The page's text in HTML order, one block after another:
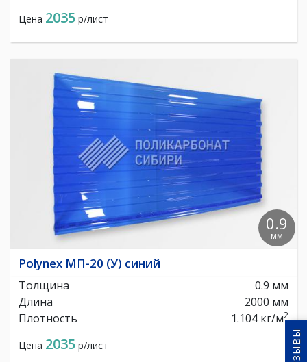
Цена 2035 р/лист
0.9
мм
Polynex МП-20 (У) синий
Толщина
0.9 мм
Длина
2000 мм
Плотность
1.104 кг/м2
Цена 2035 р/лист